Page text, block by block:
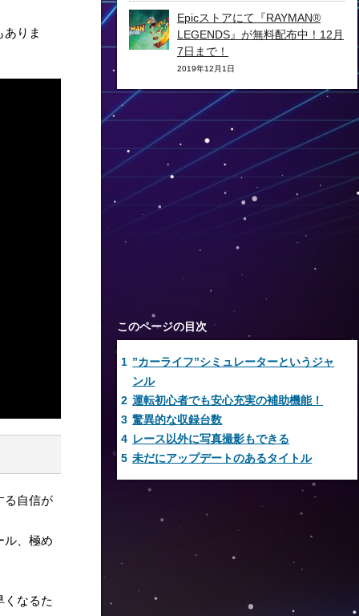
りま
る自信が
ル、極め
くなるた
Epicストアにて『RAYMAN®
LEGENDS』が無料配布中！12月
7日まで！
2019年12月1日
このページの目次
1 ”カーライフ”シミュレーターというジャ
ンル
2 運転初心者でも安心充実の補助機能！
3 驚異的な収録台数
4 レース以外に写真撮影もできる
5 未だにアップデートのあるタイトル